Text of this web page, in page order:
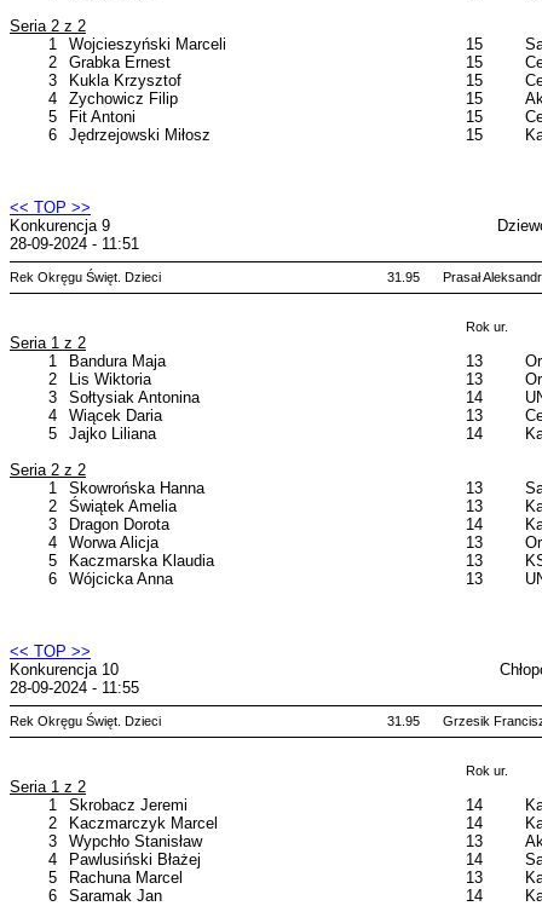
Seria 2 z 2
1
2
3
4
5
6
Wojcieszyński Marceli
Grabka Ernest
Kukla Krzysztof
Zychowicz Filip
Fit Antoni
Jędrzejowski Miłosz
15
15
15
15
15
15
<< TOP >>
Konkurencja 9
28-09-2024 - 11:51
Rek Okręgu Święt. Dzieci 31.95 Prasał
Rok ur.
Seria 1 z 2
1
2
3
4
5
Bandura Maja
Lis Wiktoria
Sołtysiak Antonina
Wiącek Daria
Jajko Liliana
13
13
14
13
14
Seria 2 z 2
1
2
3
4
5
6
Skowrońska Hanna
Świątek Amelia
Dragon Dorota
Worwa Alicja
Kaczmarska Klaudia
Wójcicka Anna
13
13
14
13
13
13
<< TOP >>
Konkurencja 10
28-09-2024 - 11:55
Rek Okręgu Święt. Dzieci 31.95 Grzesik
Rok ur.
Seria 1 z 2
1
2
3
4
5
6
Skrobacz Jeremi
Kaczmarczyk Marcel
Wypchło Stanisław
Pawlusiński Błażej
Rachuna Marcel
Saramak Jan
14
14
13
14
13
14